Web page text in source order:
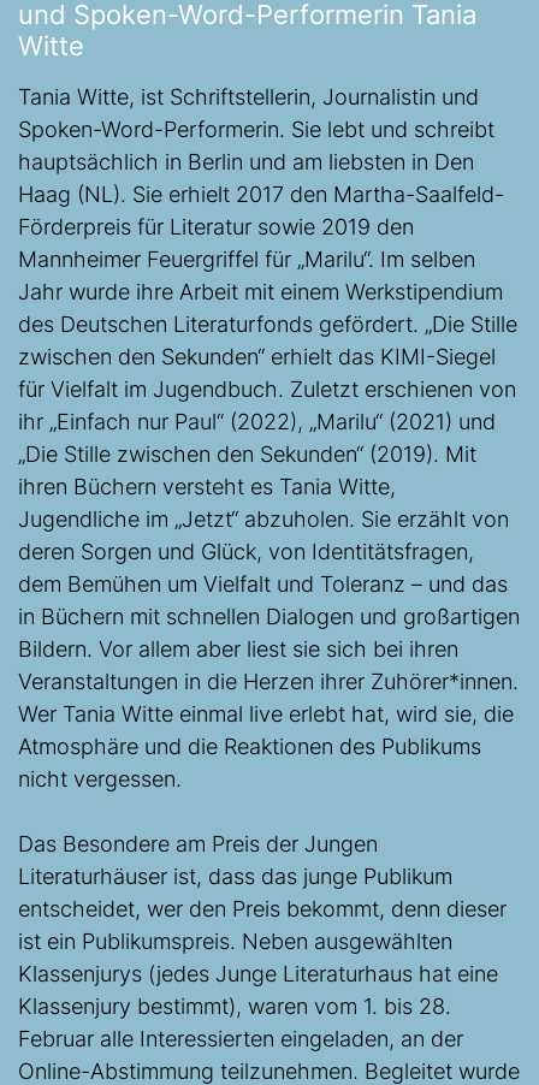
und Spoken-Word-Performerin Tania
Witte
Tania Witte, ist Schriftstellerin, Journalistin und
Spoken-Word-Performerin. Sie lebt und schreibt
hauptsächlich in Berlin und am liebsten in Den
Haag (NL). Sie erhielt 2017 den Martha-Saalfeld-
Förderpreis für Literatur sowie 2019 den
Mannheimer Feuergriffel für „Marilu“. Im selben
Jahr wurde ihre Arbeit mit einem Werkstipendium
des Deutschen Literaturfonds gefördert. „Die Stille
zwischen den Sekunden“ erhielt das KIMI-Siegel
für Vielfalt im Jugendbuch. Zuletzt erschienen von
ihr „Einfach nur Paul“ (2022), „Marilu“ (2021) und
„Die Stille zwischen den Sekunden“ (2019). Mit
ihren Büchern versteht es Tania Witte,
Jugendliche im „Jetzt“ abzuholen. Sie erzählt von
deren Sorgen und Glück, von Identitätsfragen,
dem Bemühen um Vielfalt und Toleranz – und das
in Büchern mit schnellen Dialogen und großartigen
Bildern. Vor allem aber liest sie sich bei ihren
Veranstaltungen in die Herzen ihrer Zuhörer*innen.
Wer Tania Witte einmal live erlebt hat, wird sie, die
Atmosphäre und die Reaktionen des Publikums
nicht vergessen.
Das Besondere am Preis der Jungen
Literaturhäuser ist, dass das junge Publikum
entscheidet, wer den Preis bekommt, denn dieser
ist ein Publikumspreis. Neben ausgewählten
Klassenjurys (jedes Junge Literaturhaus hat eine
Klassenjury bestimmt), waren vom 1. bis 28.
Februar alle Interessierten eingeladen, an der
Online-Abstimmung teilzunehmen. Begleitet wurde